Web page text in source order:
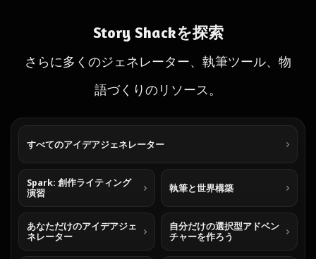
Story Shackを探索
さらに多くのジェネレーター、執筆ツール、物
語づくりのリソース。
すべてのアイデアジェネレーター
Spark: 創作ライティング
演習
執筆と世界構築
あなただけのアイデアジェ
ネレーター
自分だけの選択型アドベン
チャーを作ろう